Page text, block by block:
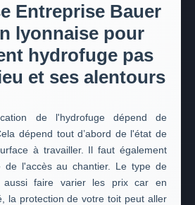
Entreprise Bauer
lyonnaise pour
hydrofuge pas
et ses alentours
de l'hydrofuge dépend de
dépend tout d’abord de l'état de
à travailler. Il faut également
de l'accès au chantier. Le type de
aussi faire varier les prix car en
la protection de votre toit peut aller